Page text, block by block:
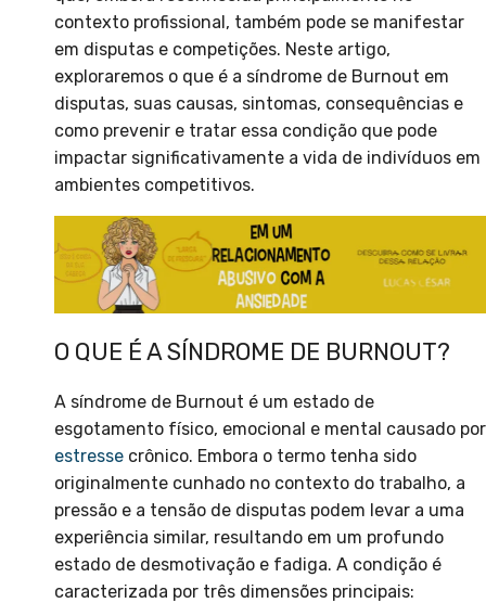
contexto profissional, também pode se manifestar
em disputas e competições. Neste artigo,
exploraremos o que é a síndrome de Burnout em
disputas, suas causas, sintomas, consequências e
como prevenir e tratar essa condição que pode
impactar significativamente a vida de indivíduos em
ambientes competitivos.
O QUE É A SÍNDROME DE BURNOUT?
A síndrome de Burnout é um estado de
esgotamento físico, emocional e mental causado por
estresse crônico. Embora o termo tenha sido
originalmente cunhado no contexto do trabalho, a
pressão e a tensão de disputas podem levar a uma
experiência similar, resultando em um profundo
estado de desmotivação e fadiga. A condição é
caracterizada por três dimensões principais: